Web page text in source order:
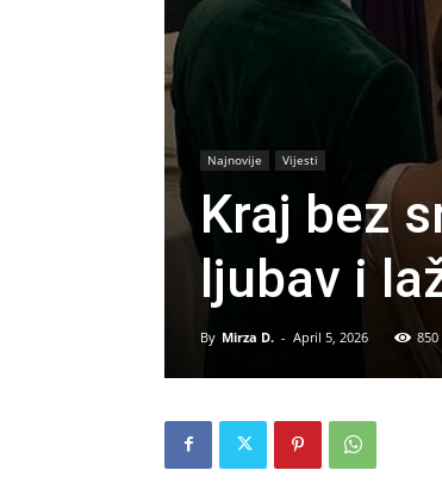
Najnovije Vijesti
Kraj bez
ljubav i
By Mirza D. - April 5, 2026 850